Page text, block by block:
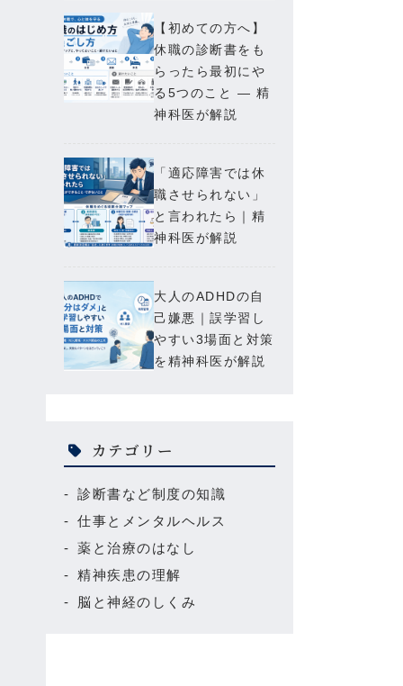
【初めての方へ】
休職の診断書をも
らったら最初にや
る5つのこと — 精
神科医が解説
「適応障害では休
職させられない」
と言われたら｜精
神科医が解説
大人のADHDの自
己嫌悪｜誤学習し
やすい3場面と対策
を精神科医が解説
カテゴリー
診断書など制度の知識
仕事とメンタルヘルス
薬と治療のはなし
精神疾患の理解
脳と神経のしくみ